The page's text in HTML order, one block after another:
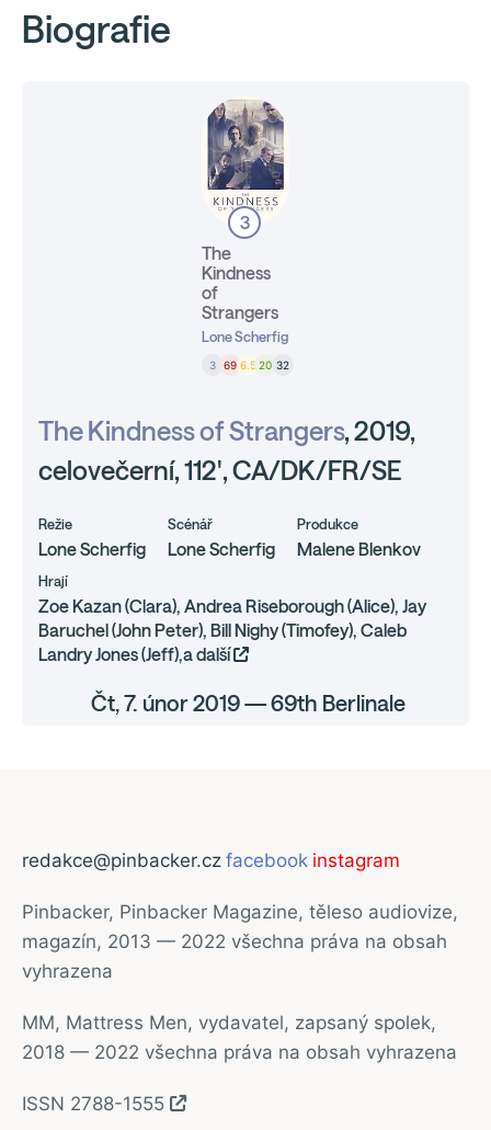
Biografie
3
The
Kindness
of
Strangers
Lone Scherfig
3 69 6.5 20 32
The Kindness of Strangers, 2019,
celovečerní, 112', CA/DK/FR/SE
Režie
Lone Scherfig
Scénář
Lone Scherfig
Produkce
Malene Blenkov
Hrají
Zoe Kazan (Clara), Andrea Riseborough (Alice), Jay
Baruchel (John Peter), Bill Nighy (Timofey), Caleb
Landry Jones (Jeff),a další
Čt, 7. únor 2019 — 69th Berlinale
redakce@pinbacker.cz facebook instagram
Pinbacker, Pinbacker Magazine, těleso audiovize,
magazín, 2013 — 2022 všechna práva na obsah
vyhrazena
MM, Mattress Men, vydavatel, zapsaný spolek,
2018 — 2022 všechna práva na obsah vyhrazena
ISSN 2788-1555